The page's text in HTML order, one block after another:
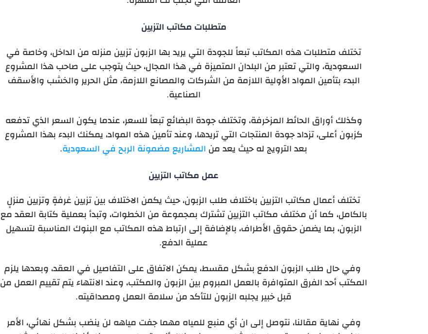
متطلبات مكاتب التزيين
تختلف متطلبات هذه المكاتب تبعاً للجودة التي يريد بها الزبون تزيين منزله من الداخل، وخاصة في
السعودية، والتي تعتبر من البلدان المتميزة في هذا المجال، حيث يتوجب على صاحب هذا المشروع
البدء بتأمين المواد الأولية اللازمة من الشركات والمصانع اللازمة، مثل الحرير والخشب والأسقف
الصناعية.
وكذلك أوراق الحائط المزخرفة، وتختلف جودة البضائع تبعاً للسعر، عندما يكون السعر الذي تدفعه
كزبون أعلى، تزداد جودة المنتجات التي تريدها، وعند تأمين هذه المواد، يمكنك البدء بهذا المشروع
بعد الترويج له حيث يعد من المشاريع مضمونة الربح في السعودية.
عمل مكاتب التزيين
تختلف أعمال مكاتب التزيين باختلاف طلب الزبون، حيث يكمن الاختلاف بين تزيين غرفةٍ وتزيين منزلٍ
بالكامل، كما أن مختلف مكاتب التزيين تشترك بمجموعة من الخطوات، وتبدأ بعملية كتابة العقد مع
الزبون، بما يضمن حقوق الأطراف، بالإضافة إلى ارتباط هذه المكاتب مع البنوك المناسبة لتسهيل
عملية الدفع.
وفي حال طلب الزبون الدفع بشكل مقسط، يمكن الاتفاق على التفاصيل في العقد، وبعدها يلزم
المكتب أحد الفرق المتوافرة بالعمل المبروم بين الزبون والمكتب، وعند الانتهاء يتم تقييم العمل من
قبل خبير يجلبه الزبون للتأكد من سلامة العمل ومصداقيته.
وفي نهاية مقالنا، نتوصل إلى ان أي منبع للمياه مهما جفت مياهه لن ينضب بشكل نهائي، الأمر